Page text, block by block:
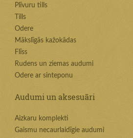
Plīvuru tills
Tills
Odere
Mākslīgās kažokādas
Flīss
Rudens un ziemas audumi
Odere ar sinteponu
Audumi un aksesuāri
Aizkaru komplekti
Gaismu necaurlaidīgie audumi